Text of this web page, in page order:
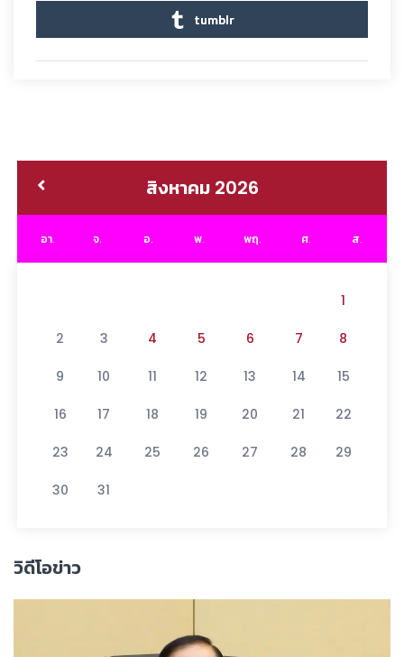
tumblr
สิงหาคม 2026
อา. จ. อ. พ. พฤ. ศ. ส.
1
2 3 4 5 6 7 8
9 10 11 12 13 14 15
16 17 18 19 20 21 22
23 24 25 26 27 28 29
30 31
วิดีโอข่าว